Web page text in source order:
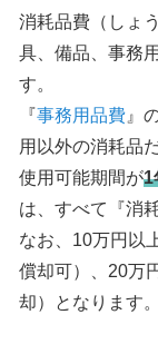
消耗品費（しょ
具、備品、事務
す。
『 事務用品費』
用以外の消耗品
使用可能期間が1
は、すべて『消
なお、10万円以
償却可）、20万
却）となります。